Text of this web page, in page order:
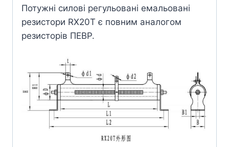
Потужні силові регульовані емальовані
резистори RX20T є повним аналогом
резисторів ПЕВР.